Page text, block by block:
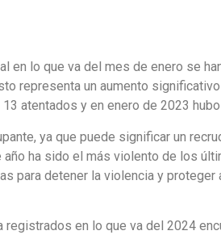
en lo que va del mes de enero se
representa un aumento
atentados y en enero de 2023
ya que puede significar un
ha sido el más violento de los
para detener la violencia y proteger
en lo que va del 2024